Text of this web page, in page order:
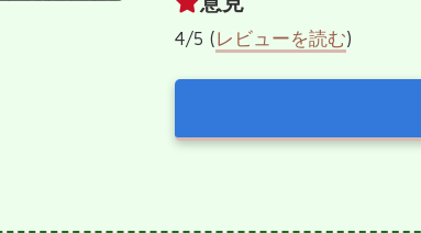
4/5 (レビューを読む)